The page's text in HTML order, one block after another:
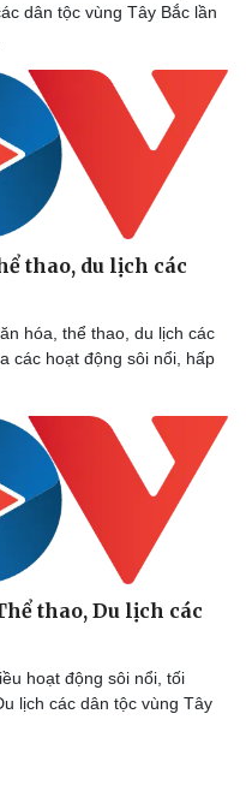
dân tộc vùng Tây Bắc lần
thao, du lịch các
hóa, thể thao, du lịch các
các hoạt động sôi nổi, hấp
thao, Du lịch các
hoạt động sôi nổi, tối
lịch các dân tộc vùng Tây